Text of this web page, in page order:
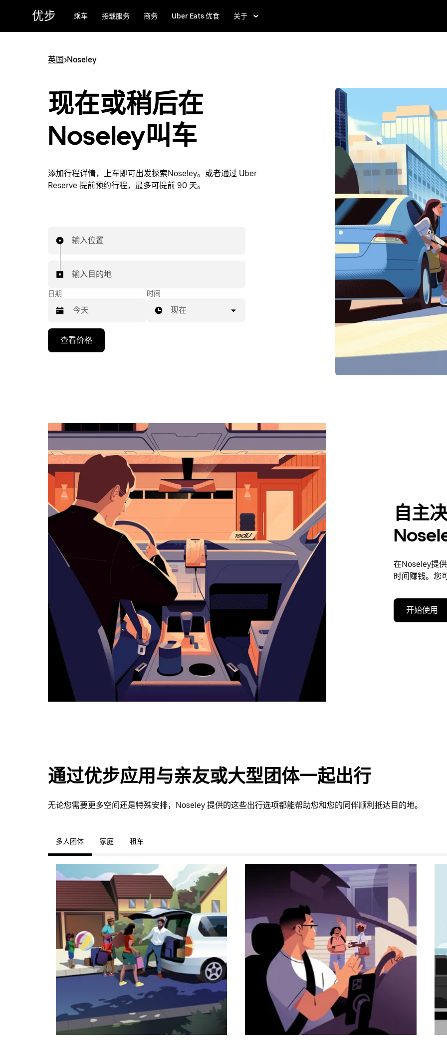
优步 乘车 接载服务 商务 Uber Eats 优食 关于
英国>Noseley
现在或稍后在
Noseley叫车
添加行程详情，上车即可出发探索Noseley。或者通过 Uber
Reserve 提前预约行程，最多可提前 90 天。
输入位置
输入目的地
日期
向
览
历
日
期。
退
日
历。
时间
现在
查看价格
自主
在Noseley提
时间赚钱。您
开始使用
通过优步应用与亲友或大型团体一起出行
无论您需要更多空间还是特殊安排，Noseley 提供的这些出行选项都能帮助您和您的同伴顺利抵达目的地。
多人团体 家庭 租车